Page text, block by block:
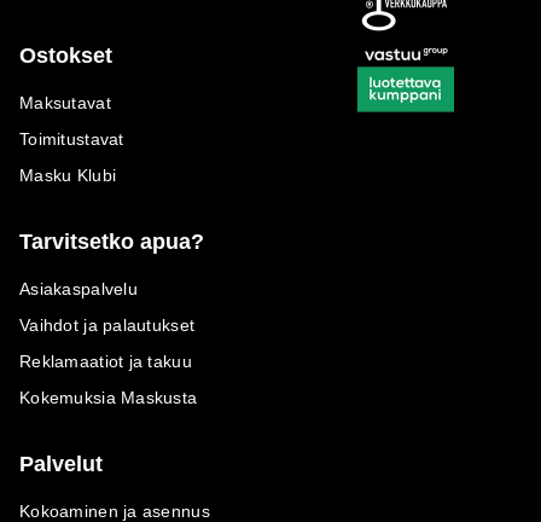
Ostokset
Maksutavat
Toimitustavat
Masku Klubi
Tarvitsetko apua?
Asiakaspalvelu
Vaihdot ja palautukset
Reklamaatiot ja takuu
Kokemuksia Maskusta
Palvelut
Kokoaminen ja asennus